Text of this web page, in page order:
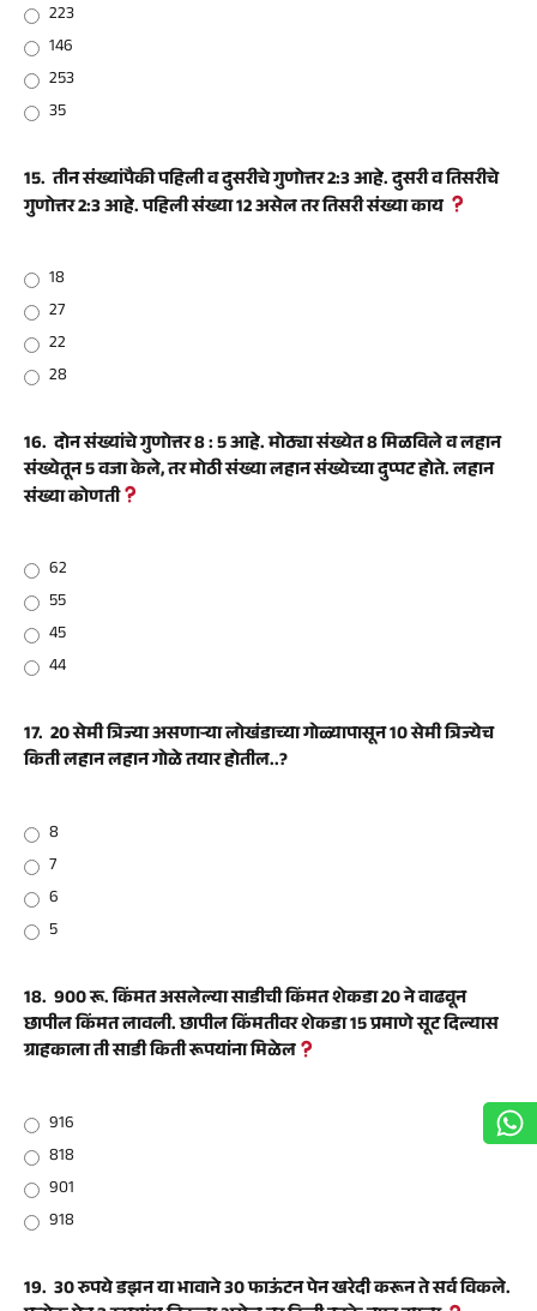
223
146
253
35
15. तीन संख्यांपैकी पहिली व दुसरीचे गुणोत्तर 2:3 आहे. दुसरी व तिसरीचे
गुणोत्तर 2:3 आहे. पहिली संख्या 12 असेल तर तिसरी संख्या काय
18
27
22
28
16. दोन संख्यांचे गुणोत्तर 8 : 5 आहे. मोठ्या संख्येत 8 मिळविले व लहान
संख्येतून 5 वजा केले, तर मोठी संख्या लहान संख्येच्या दुप्पट होते. लहान
संख्या कोणती
62
55
45
44
17. 20 सेमी त्रिज्या असणाऱ्या लोखंडाच्या गोळ्यापासून 10 सेमी त्रिज्येच
किती लहान लहान गोळे तयार होतील..?
8
7
6
5
18. 900 रू. किंमत असलेल्या साडीची किंमत शेकडा 20 ने वाढवून
छापील किंमत लावली. छापील किंमतीवर शेकडा 15 प्रमाणे सूट दिल्यास
ग्राहकाला ती साडी किती रूपयांना मिळेल
916
818
901
918
19. 30 रुपये डझन या भावाने 30 फाऊंटन पेन खरेदी करून ते सर्व विकले.